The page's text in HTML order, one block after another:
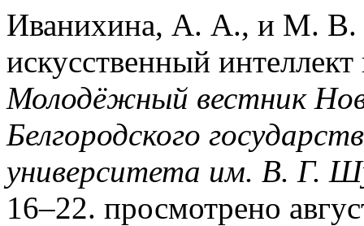
Иванихина, А. А., и М. В.
искусственный
Молодёжный вестник
Белгородского
университета им. В. Г.
16–22. просмотрено